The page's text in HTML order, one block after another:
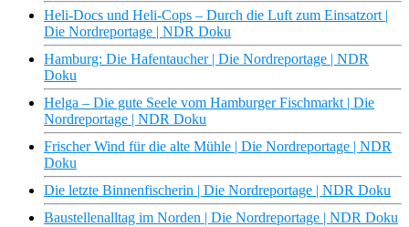
Heli-Docs und Heli-Cops – Durch die Luft zum Einsatzort |
Die Nordreportage | NDR Doku
Hamburg: Die Hafentaucher | Die Nordreportage | NDR
Doku
Helga – Die gute Seele vom Hamburger Fischmarkt | Die
Nordreportage | NDR Doku
Frischer Wind für die alte Mühle | Die Nordreportage | NDR
Doku
Die letzte Binnenfischerin | Die Nordreportage | NDR Doku
Baustellenalltag im Norden | Die Nordreportage | NDR Doku